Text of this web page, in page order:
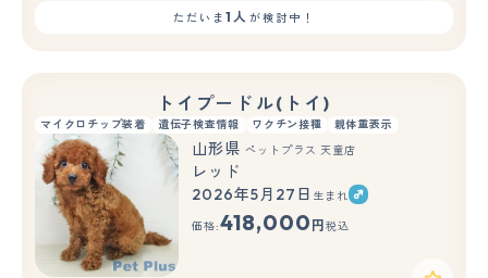
ただいま1人 が検討中！
トイプードル(トイ)
マイクロチップ装着 遺伝子検査情報 ワクチン接種 親体重表示
もっと見る
山形県 ペットプラス 天童店
レッド
2026年5月27日 生まれ
価格:418,000 円 税込